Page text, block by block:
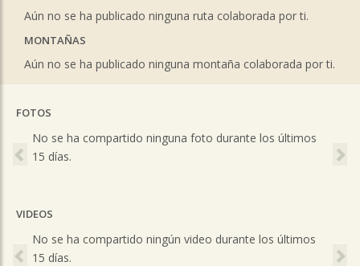
Aún no se ha publicado ninguna ruta colaborada por ti.
MONTAÑAS
Aún no se ha publicado ninguna montaña colaborada por ti.
FOTOS
No se ha compartido ninguna foto durante los últimos
15 días.
Previous
VIDEOS
No se ha compartido ningún video durante los últimos
15 días.
Previous